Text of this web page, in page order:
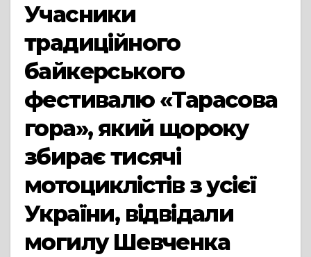
Учасники
традиційного
байкерського
фестивалю «Тарасова
гора», який щороку
збирає тисячі
мотоциклістів з усієї
України, відвідали
могилу Шевченка